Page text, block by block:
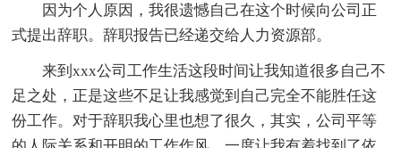
因为个人原因，我很遗憾自己在这个时候向公司正
式提出辞职。辞职报告已经递交给人力资源部。
来到xxx公司工作生活这段时间让我知道很多自己不
足之处，正是这些不足让我感觉到自己完全不能胜任这
份工作。对于辞职我心里也想了很久，其实，公司平等